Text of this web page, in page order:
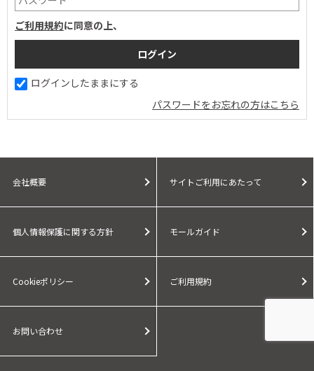
ご利用規約に同意の上、
ログインしたままにする
パスワードをお忘れの方はこちら
会社概要 サイトご利用にあたって
個人情報保護に関する方針 モールガイド
Cookieポリシー ご利用規約
お問い合わせ